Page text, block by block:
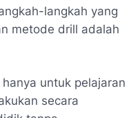
langkah yang
metode drill adalah
untuk pelajaran
secara